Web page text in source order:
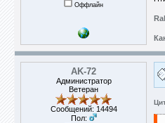
Оффлайн
AK-72
Администратор
Ветеран
Сообщений: 14494
Пол: